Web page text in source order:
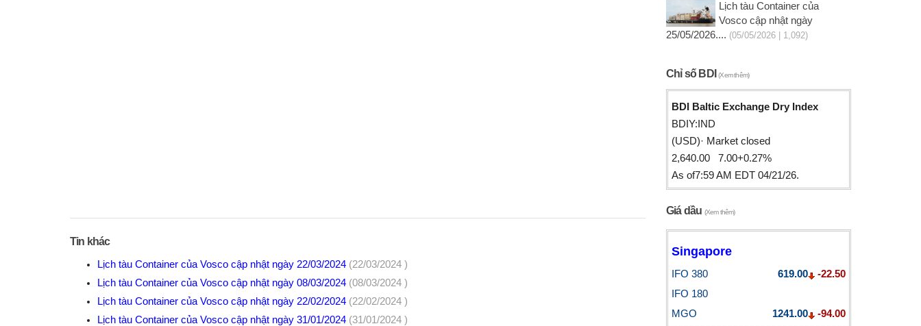
Tin khác
Lịch tàu Container của Vosco cập nhật ngày 22/03/2024 (22/03/2024 )
Lịch tàu Container của Vosco cập nhật ngày 08/03/2024 (08/03/2024 )
Lịch tàu Container của Vosco cập nhật ngày 22/02/2024 (22/02/2024 )
Lịch tàu Container của Vosco cập nhật ngày 31/01/2024 (31/01/2024 )
Lịch tàu Container của
Vosco cập nhật ngày
25/05/2026.... (05/05/2026 | 1,092)
Chỉ số BDI(Xem thêm)
BDI Baltic Exchange Dry Index
BDIY:IND
(USD)· Market closed
2,640.00 7.00+0.27%
As of7:59 AM EDT 04/21/26.
Giá dầu (Xem thêm)
Singapore
IFO 380 619.00
-22.50
IFO 180
MGO
1241.00 -94.00